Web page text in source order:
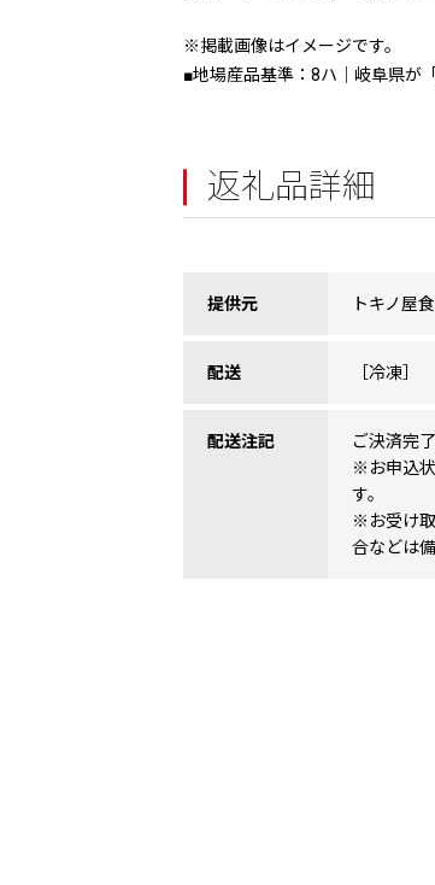
※掲載画像はイメージです。
■地場産品基準：8ハ｜岐阜県が
返礼品詳細
提供元 トキノ屋
配送 ［冷凍］
配送注記
ご決済完
※お申込
す。
※お受け
合などは